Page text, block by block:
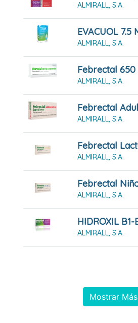
ALMIRALL, S.A.
ALMIRALL, S.A.
ALMIRALL, S.A.
ALMIRALL, S.A.
ALMIRALL, S.A.
ALMIRALL, S.A.
ALMIRALL, S.A.
Mostrar Más